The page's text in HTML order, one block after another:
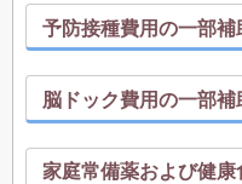
予防接種費用の一部補
脳ドック費用の一部補
家庭常備薬および健康